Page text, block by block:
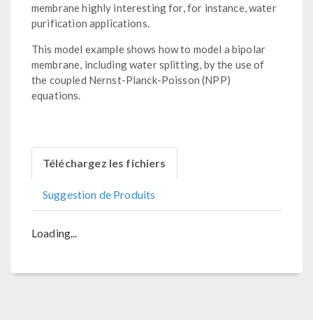
membrane highly interesting for, for instance, water
purification applications.
This model example shows how to model a bipolar
membrane, including water splitting, by the use of
the coupled Nernst-Planck-Poisson (NPP)
equations.
Téléchargez les fichiers
Suggestion de Produits
Loading...